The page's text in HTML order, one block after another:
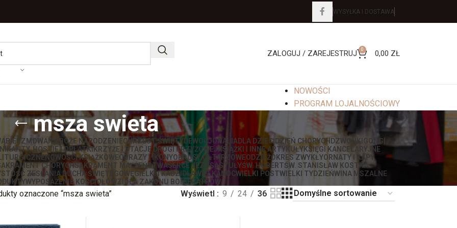
WYSYŁKA I DOSTAWA
ZALOGUJ / ZAREJESTRUJ 0 0,00 ZŁ
NOWOŚCI
PROGRAM LOJALNOŚCIOWY
msza swieta
BIERZMOWANIE BOŻE NARODZENIECHRZEST ŚWIĘTYDEWOCJONALIADLA DZIECI DZIEŃ CHORYCH DZWONKI GONGI
HOSTIE I OPŁATKIKRZYŻE I STACJE DROGI KRZYŻOWEJKSIĄŻKI I INNE ARTYKUŁYKSIĘGI KANCELARYJNE
NOWOŚCI KSIĄŻKOWEOBRAZY I IKONYOBRUSY OŁTARZOWEODZIEŻOKRES ZWYKŁYORNATY I KAPY
CHORYCHSAKRAMENT MAŁŻEŃSTWASERCE JEZUSASTUŁYŚW. HUBERTŚW. STANISŁAW KOSTKA
ZESŁANIA DUCHA ŚWIĘTEGO WĘGIELKI I KADZIDŁAWIELKANOCWIELKI POSTWIELKI TYDZIEŃWINA MSZALNE
WYPOSAŻENIE KOŚCIOŁÓWZIOŁA ZAKONU BONIFRATRÓW
oznaczone “msza swieta” Wyświetl 9 24 36